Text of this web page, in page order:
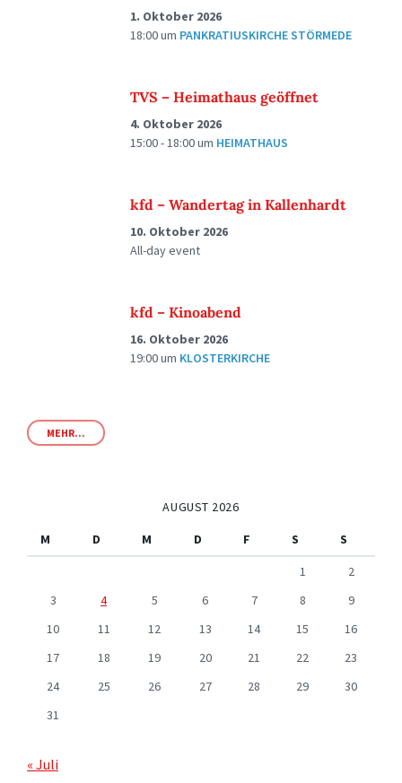
1. Oktober 2026
18:00um PANKRATIUSKIRCHE STÖRMEDE
TVS – Heimathaus geöffnet
4. Oktober 2026
15:00 - 18:00um HEIMATHAUS
kfd – Wandertag in Kallenhardt
10. Oktober 2026
All-day event
kfd – Kinoabend
16. Oktober 2026
19:00um KLOSTERKIRCHE
MEHR...
AUGUST 2026
M
D M D F S
S
1
2
3
4 5 6 7 8
9
10
11 12 13 14 15
16
17
18 19 20 21 22
23
24
25 26 27 28 29
30
31
« Juli